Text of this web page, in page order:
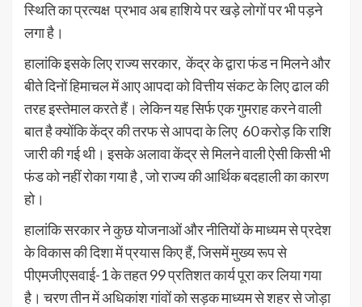
स्थिति का प्रत्यक्ष प्रभाव अब हाशिये पर खड़े लोगों पर भी पड़ने
लगा है।
हालांकि इसके लिए राज्य सरकार, केंद्र के द्वारा फंड न मिलने और
बीते दिनों हिमाचल में आए आपदा को वित्तीय संकट के लिए ढाल की
तरह इस्तेमाल करते हैं। लेकिन यह सिर्फ एक गुमराह करने वाली
बात है क्योंकि केंद्र की तरफ से आपदा के लिए 60 करोड़ कि राशि
जारी की गई थी। इसके अलावा केंद्र से मिलने वाली ऐसी किसी भी
फंड को नहीं रोका गया है , जो राज्य की आर्थिक बदहाली का कारण
हो।
हालांकि सरकार ने कुछ योजनाओं और नीतियों के माध्यम से प्रदेश
के विकास की दिशा में प्रयास किए हैं, जिसमें मुख्य रूप से
पीएमजीएसवाई-1 के तहत 99 प्रतिशत कार्य पूरा कर लिया गया
है। चरण तीन में अधिकांश गांवों को सड़क माध्यम से शहर से जोड़ा